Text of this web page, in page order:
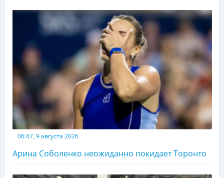
06:47, 9 августа 2026
Арина Соболенко неожиданно покидает Торонто